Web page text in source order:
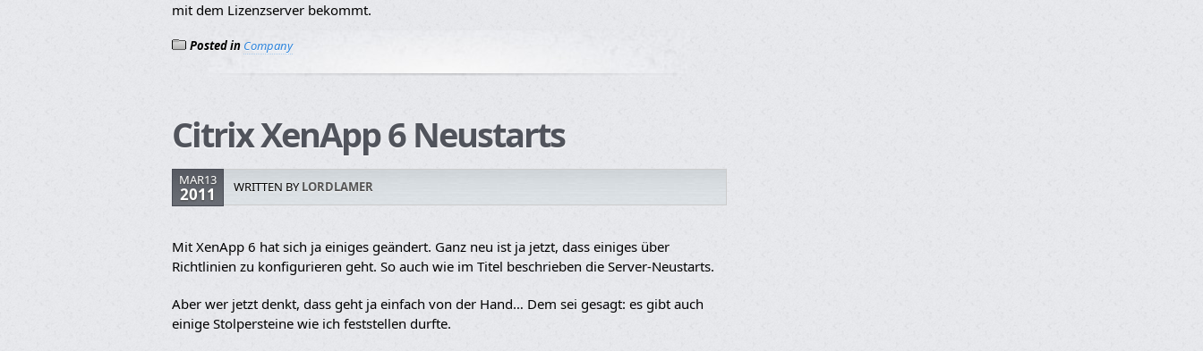
mit dem Lizenzserver bekommt.
Posted in Company
Citrix XenApp 6 Neustarts
MAR13
2011 WRITTEN BYLORDLAMER
Mit XenApp 6 hat sich ja einiges geändert. Ganz neu ist ja jetzt, dass einiges über
Richtlinien zu konfigurieren geht. So auch wie im Titel beschrieben die Server-Neustarts.
Aber wer jetzt denkt, dass geht ja einfach von der Hand… Dem sei gesagt: es gibt auch
einige Stolpersteine wie ich feststellen durfte.